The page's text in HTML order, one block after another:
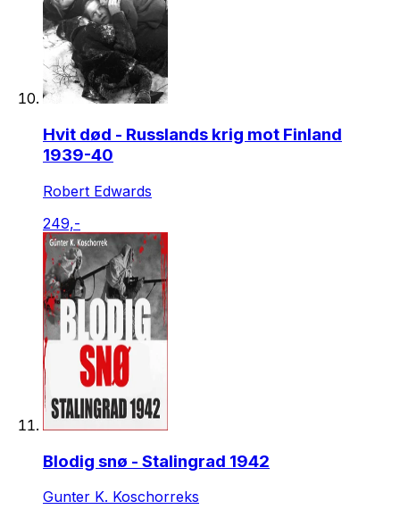
Hvit død - Russlands krig mot Finland
1939-40
Robert Edwards
249,-
Blodig snø - Stalingrad 1942
Gunter K. Koschorreks